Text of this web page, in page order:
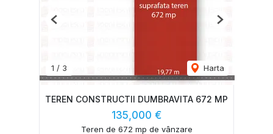
1 / 3 Harta
Previous Next
TEREN CONSTRUCTII DUMBRAVITA 672 MP
135,000 €
Teren de 672 mp de vânzare